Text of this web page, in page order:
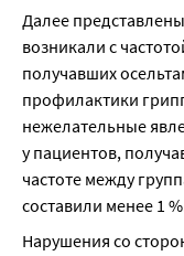
Далее
возникали с
получавших
профилактики
нежелательные
у пациентов,
частоте между
составили менее 1
Нарушения со